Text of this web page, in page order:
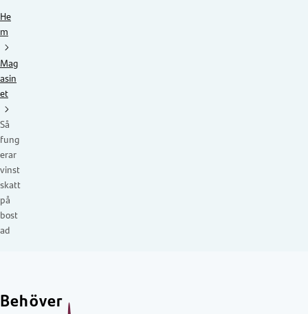
He
m
Mag
asin
et
Så
fung
erar
vinst
skatt
på
bost
ad
Behöver